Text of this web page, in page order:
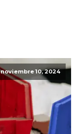
noviembre 10, 2024